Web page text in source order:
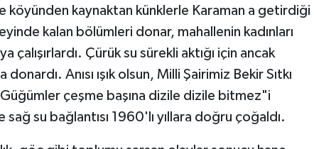
kaynaktan künklerle Karaman a getirdiği
kalan bölümleri donar, mahallenin kadınları
çalışırlardı. Çürük su sürekli aktığı için ancak
Anısı ışık olsun, Milli Şairimiz Bekir Sıtkı
çeşme başına dizile dizile bitmez"i
su bağlantısı 1960'lı yıllara doğru çoğaldı.